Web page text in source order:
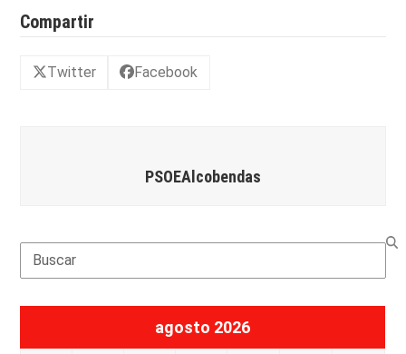
Compartir
Twitter Facebook
PSOEAlcobendas
Search
agosto 2026